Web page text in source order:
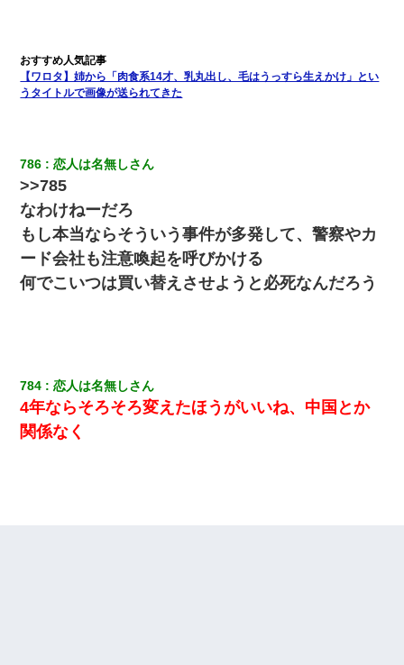
ル薔薇色ひこう疹」という症状だと言われた
結果…｜生活｜ワロタあんてな
嫁が弁護士を連れてきて「悪いと思うなら慰謝料を払って離婚し
ろ」→ 俺「完全に恐喝になってますね」「お前、これが詐欺だっ
て知ってる？」
22歳の頃、父に36歳の男性とお見合いをしてくれと頼まれた。父
朝起きたら嫁がいなかった。俺（嫁も嫁実家も電話に出ない…不
安だ）→ 仕事を早退して帰宅すると、嫁と嫁両親と知らない男が
２人・・・
【ワロタ】姉から「肉食系14才、乳丸出し、毛はうっすら生えかけ」とい
うタイトルで画像が送られてきた
786 恋人は名無しさん
>>785
なわけねーだろ
もし本当ならそういう事件が多発して、警察やカ
ード会社も注意喚起を呼びかける
何でこいつは買い替えさせようと必死なんだろう
784 恋人は名無しさん
4年ならそろそろ変えたほうがいいね、中国とか
関係なく